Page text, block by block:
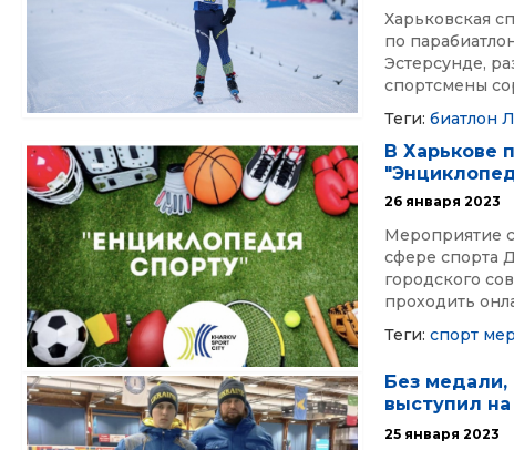
Харьковская
по
Эстерсунде,
спортсмены
Теги:биатлон
В Харькове
26 января 2023
Мероприятие
сфере спорта
городского
проходить
Теги:спорт
Без
выступил
25 января 2023